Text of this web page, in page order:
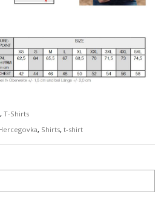
, T-Shirts
, Shirts, t-shirt